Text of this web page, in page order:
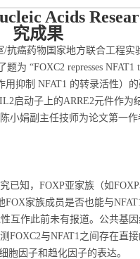
Acids
究成果
癌药物国家地方联合工程实
为 “FOXC2 represses
抑制 NFAT1 的转录活性）
启动子上的ARRE2元件作为
小娟副主任技师为论文第一
知，FOXP亚家族（如
家族成员是否也能与
互作此前未有报道。公共基
与NFAT1之间存在直
胞因子和趋化因子的表达。